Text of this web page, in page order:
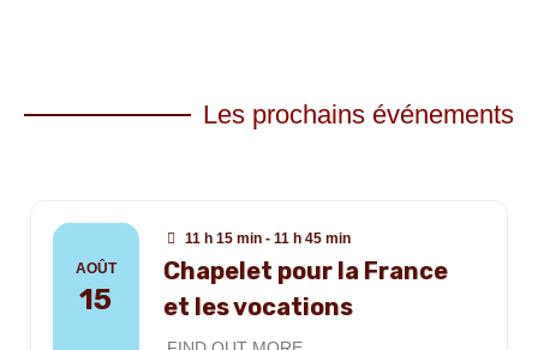
Les prochains événements
AOÛT
15
11 h 15 min - 11 h 45 min
Chapelet pour la France
et les vocations